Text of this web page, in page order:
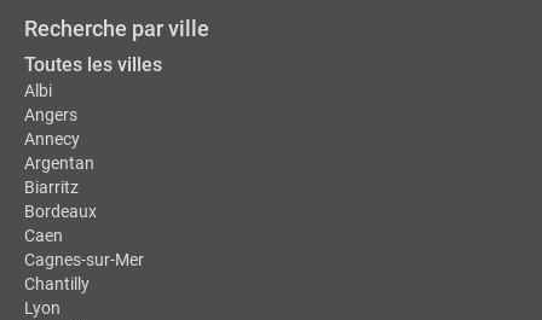
Recherche par ville
Toutes les villes
Albi
Angers
Annecy
Argentan
Biarritz
Bordeaux
Caen
Cagnes-sur-Mer
Chantilly
Lyon